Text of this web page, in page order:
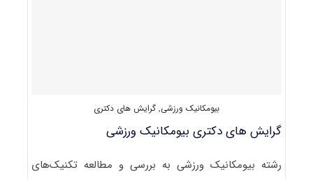
بیومکانیک ورزشی, گرایش های دکتری
گرایش های دکتری بیومکانیک ورزشی
رشته بیومکانیک ورزشی به بررسی و مطالعه تکنیک‌های